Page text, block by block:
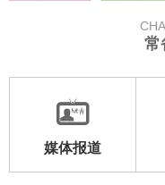
常
媒体报道